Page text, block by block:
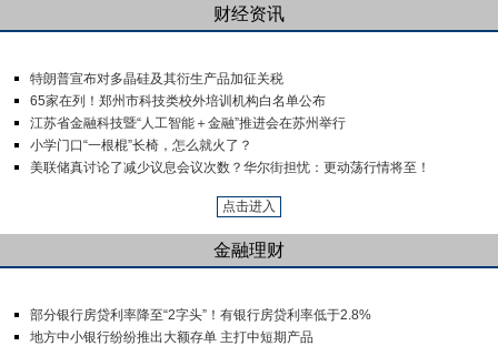
财经资讯
特朗普宣布对多晶硅及其衍生产品加征关税
65家在列！郑州市科技类校外培训机构白名单公布
江苏省金融科技暨“人工智能＋金融”推进会在苏州举行
小学门口“一根棍”长椅，怎么就火了？
美联储真讨论了减少议息会议次数？华尔街担忧：更动荡行情将至！
点击进入
金融理财
部分银行房贷利率降至“2字头”！有银行房贷利率低于2.8%
地方中小银行纷纷推出大额存单 主打中短期产品